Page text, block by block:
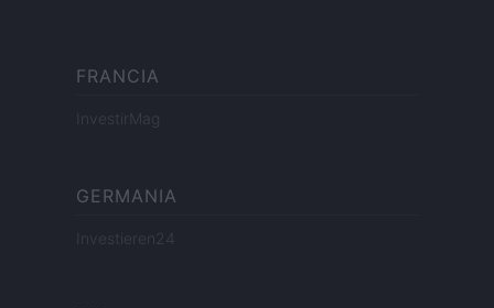
FRANCIA
InvestirMag
GERMANIA
Investieren24